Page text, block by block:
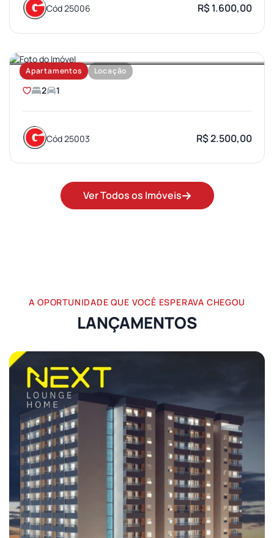
Cód 25006 R$ 1.600,00
Apartamentos Locação
SANTA TEREZA
2 1
Cód 25003 R$ 2.500,00
Ver Todos os Imóveis
A OPORTUNIDADE QUE VOCÊ ESPERAVA CHEGOU
LANÇAMENTOS